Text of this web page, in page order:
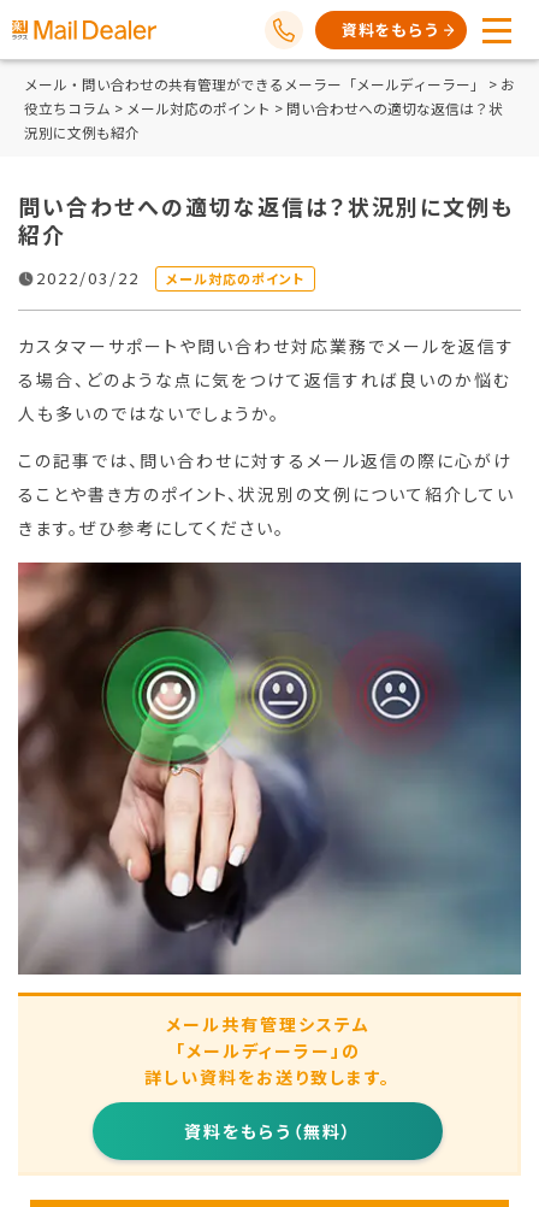
資料をもらう
メール・問い合わせの共有管理ができるメーラー「メールディーラー」 > お
役立ちコラム > メール対応のポイント > 問い合わせへの適切な返信は？状
況別に文例も紹介
問い合わせへの適切な返信は？状況別に文例も
紹介
2022/03/22 メール対応のポイント
カスタマーサポートや問い合わせ対応業務でメールを返信す
る場合、どのような点に気をつけて返信すれば良いのか悩む
人も多いのではないでしょうか。
この記事では、問い合わせに対するメール返信の際に心がけ
ることや書き方のポイント、状況別の文例について紹介してい
きます。ぜひ参考にしてください。
メール共有管理システム
「メールディーラー」の
詳しい資料をお送り致します。
資料をもらう（無料）